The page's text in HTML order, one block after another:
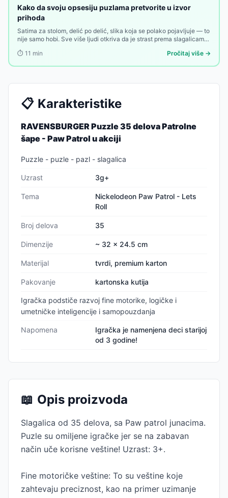
Kako da svoju opsesiju puzlama pretvorite u izvor
prihoda
Satima za stolom, delić po delić, slika koja se polako pojavljuje — to
nije samo hobi. Sve više ljudi otkriva da je strast prema slagalicama
⏱️ 11 min Pročitaj više →
📋 Karakteristike
RAVENSBURGER Puzzle 35 delova Patrolne
šape - Paw Patrol u akciji
Puzzle - puzle - pazl - slagalica
Uzrast 3g+
Tema
Nickelodeon Paw Patrol - Lets
Roll
Broj delova 35
Dimenzije ~ 32 x 24.5 cm
Materijal tvrdi, premium karton
Pakovanje kartonska kutija
Igračka podstiče razvoj fine motorike, logičke i
umetničke inteligencije i samopouzdanja
Napomena
Igračka je namenjena deci starijoj
od 3 godine!
📖 Opis proizvoda
Slagalica od 35 delova, sa Paw patrol junacima.
Puzle su omiljene igračke jer se na zabavan
način uče korisne veštine! Uzrast: 3+.
Fine motoričke veštine: To su veštine koje
zahtevaju preciznost, kao na primer uzimanje